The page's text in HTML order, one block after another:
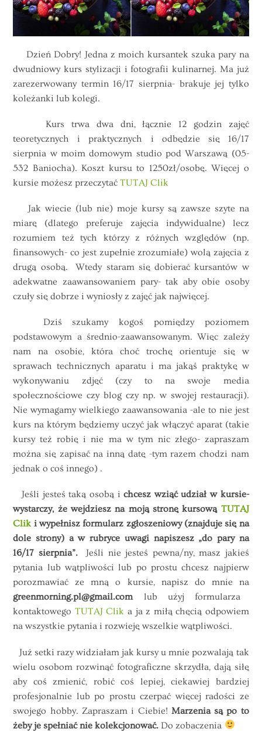
Dzień Dobry! Jedna z moich kursantek szuka pary na
dwudniowy kurs stylizacji i fotografii kulinarnej. Ma już
zarezerwowany termin 16/17 sierpnia- brakuje jej tylko
koleżanki lub kolegi.
Kurs trwa dwa dni, łącznie 12 godzin zajęć
teoretycznych i praktycznych i odbędzie się 16/17
sierpnia w moim domowym studio pod Warszawą (05-
532 Baniocha). Koszt kursu to 1250zł/osobę. Więcej o
kursie możesz przeczytaćTUTAJ Clik
Jak wiecie (lub nie) moje kursy są zawsze szyte na
miarę (dlatego preferuje zajęcia indywidualne) lecz
rozumiem też tych którzy z różnych względów (np.
finansowych- co jest zupełnie zrozumiałe) wolą zajęcia z
drugą osobą. Wtedy staram się dobierać kursantów w
adekwatne zaawansowaniem pary- tak aby obie osoby
czuły się dobrze i wyniosły z zajęć jak najwięcej.
Dziś szukamy kogoś pomiędzy poziomem
podstawowym a średnio-zaawansowanym. Więc zależy
nam na osobie, która choć trochę orientuje się w
sprawach technicznych aparatu i ma jakąś praktykę w
wykonywaniu zdjęć (czy to na swoje media
społecznościowe czy blog czy np. w swojej restauracji).
Nie wymagamy wielkiego zaawansowania -ale to nie jest
kurs na którym będziemy uczyć jak włączyć aparat (takie
kursy też robię i nie ma w tym nic złego- zapraszam
można się zapisać na inną datę -tym razem chodzi nam
jednak o coś innego) .
Jeśli jesteś taką osobą ichcesz wziąć udział w kursie-
wystarczy, że wejdziesz na moją stronę kursową TUTAJ
Clik i wypełnisz formularz zgłoszeniowy (znajduje się na
dole strony) a w rubryce uwagi napiszesz „do pary na
16/17 sierpnia”.
Jeśli nie jesteś pewna/ny, masz jakieś
pytania lub wątpliwości lub po prostu chcesz najpierw
porozmawiać ze mną o kursie, napisz do mnie na
greenmorning.pl@gmail.comlub użyj formularza
kontaktowego TUTAJ Clik a ja z miłą chęcią odpowiem
na wszystkie pytania i rozwieję wszelkie wątpliwości.
Już setki razy widziałam jak kursy u mnie pozwalają tak
wielu osobom rozwinąć fotograficzne skrzydła, dają siłę
aby coś zmienić, robić coś lepiej, ciekawiej bardziej
profesjonalnie lub po prostu czerpać więcej radości ze
swojego hobby. Zapraszam i Ciebie! Marzenia są po to
żeby je spełniać nie kolekcjonować. Do zobaczenia